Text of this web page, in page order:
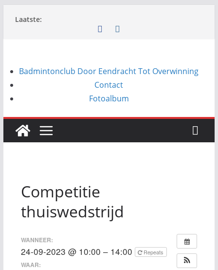
naar
Laatste:
Badmintonclub Door Eendracht Tot Overwinning
Contact
Fotoalbum
Competitie
thuiswedstrijd
WANNEER:
24-09-2023 @ 10:00 – 14:00 Repeats
WAAR: